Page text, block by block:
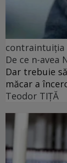
contraintuiția
De ce n-avea
Dar trebuie
măcar a
Teodor TIŢĂ